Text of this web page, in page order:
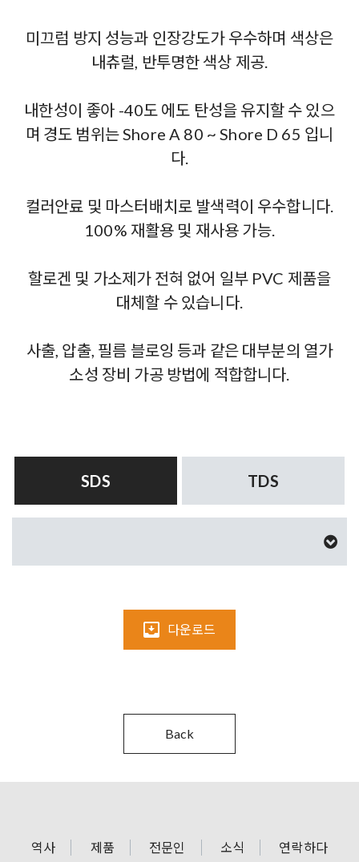
미끄럼 방지 성능과 인장강도가 우수하며 색상은
내츄럴, 반투명한 색상 제공.
내한성이 좋아 -40도 에도 탄성을 유지할 수 있으
며 경도 범위는 Shore A 80 ~ Shore D 65 입니
다.
컬러안료 및 마스터배치로 발색력이 우수합니다.
100% 재활용 및 재사용 가능.
할로겐 및 가소제가 전혀 없어 일부 PVC 제품을
대체할 수 있습니다.
사출, 압출, 필름 블로잉 등과 같은 대부분의 열가
소성 장비 가공 방법에 적합합니다.
SDS TDS
다운로드
Back
역사 제품 전문인 소식 연락하다